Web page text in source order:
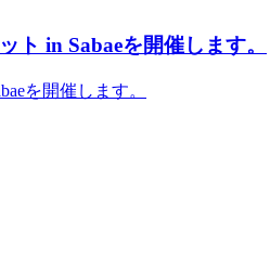
ト in Sabaeを開催します。
を開催します。